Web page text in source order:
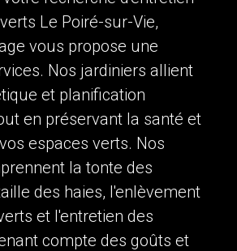
Le Poiré-sur-Vie,
vous propose une
Nos jardiniers allient
et planification
en préservant la santé et
espaces verts. Nos
la tonte des
des haies, l'enlèvement
et l'entretien des
compte des goûts et